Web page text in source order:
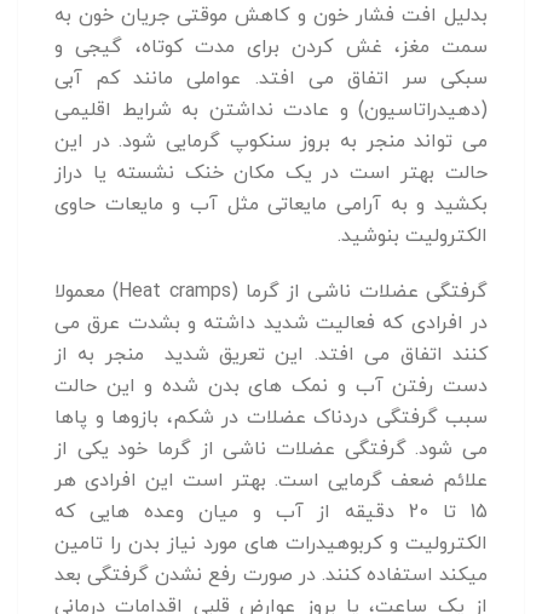
بدلیل افت فشار خون و کاهش موقتی جریان خون به
سمت مغز، غش کردن برای مدت کوتاه، گیجی و
سبکی سر اتفاق می افتد. عواملی مانند کم آبی
(دهیدراتاسیون) و عادت نداشتن به شرایط اقلیمی
می تواند منجر به بروز سنکوپ گرمایی شود. در این
حالت بهتر است در یک مکان خنک نشسته یا دراز
بکشید و به آرامی مایعاتی مثل آب و مایعات حاوی
الکترولیت بنوشید.
گرفتگی عضلات ناشی از گرما (Heat cramps) معمولا
در افرادی که فعالیت شدید داشته و بشدت عرق می
کنند اتفاق می افتد. این تعریق شدید منجر به از
دست رفتن آب و نمک های بدن شده و این حالت
سبب گرفتگی دردناک عضلات در شکم، بازوها و پاها
می شود. گرفتگی عضلات ناشی از گرما خود یکی از
علائم ضعف گرمایی است. بهتر است این افرادی هر
15 تا 20 دقیقه از آب و میان وعده هایی که
الکترولیت و کربوهیدرات های مورد نیاز بدن را تامین
میکند استفاده کنند. در صورت رفع نشدن گرفتگی بعد
از یک ساعت، یا بروز عوارض قلبی اقدامات درمانی